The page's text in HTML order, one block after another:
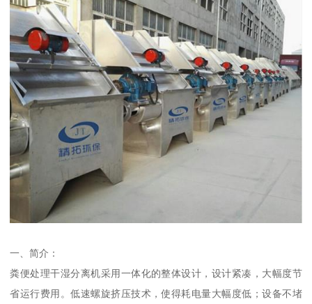
一、简介：
粪便处理干湿分离机采用一体化的整体设计，设计紧凑，大幅度节
省运行费用。低速螺旋挤压技术，使得耗电量大幅度低；设备不堵